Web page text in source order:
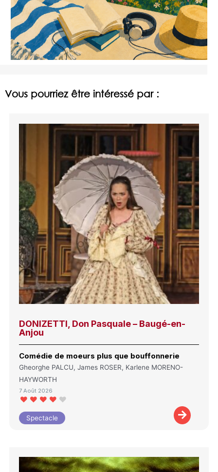
Vous pourriez être intéressé par :
DONIZETTI, Don Pasquale – Baugé-en-
Anjou
Comédie de moeurs plus que bouffonnerie
Gheorghe PALCU, James ROSER, Karlene MORENO-
HAYWORTH
7 Août 2026
Spectacle